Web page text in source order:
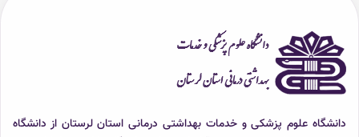
دانشگاه علوم پزشکی و خدمات بهداشتی درمانی استان لرستان از دانشگاه